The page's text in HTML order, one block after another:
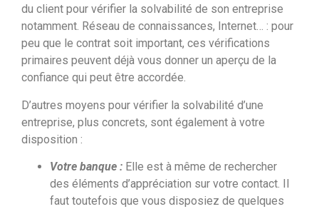
du client pour vérifier la solvabilité de son entreprise
notamment. Réseau de connaissances, Internet… : pour
peu que le contrat soit important, ces vérifications
primaires peuvent déjà vous donner un aperçu de la
confiance qui peut être accordée.
D’autres moyens pour vérifier la solvabilité d’une
entreprise, plus concrets, sont également à votre
disposition :
Votre banque : Elle est à même de rechercher
des éléments d’appréciation sur votre contact. Il
faut toutefois que vous disposiez de quelques